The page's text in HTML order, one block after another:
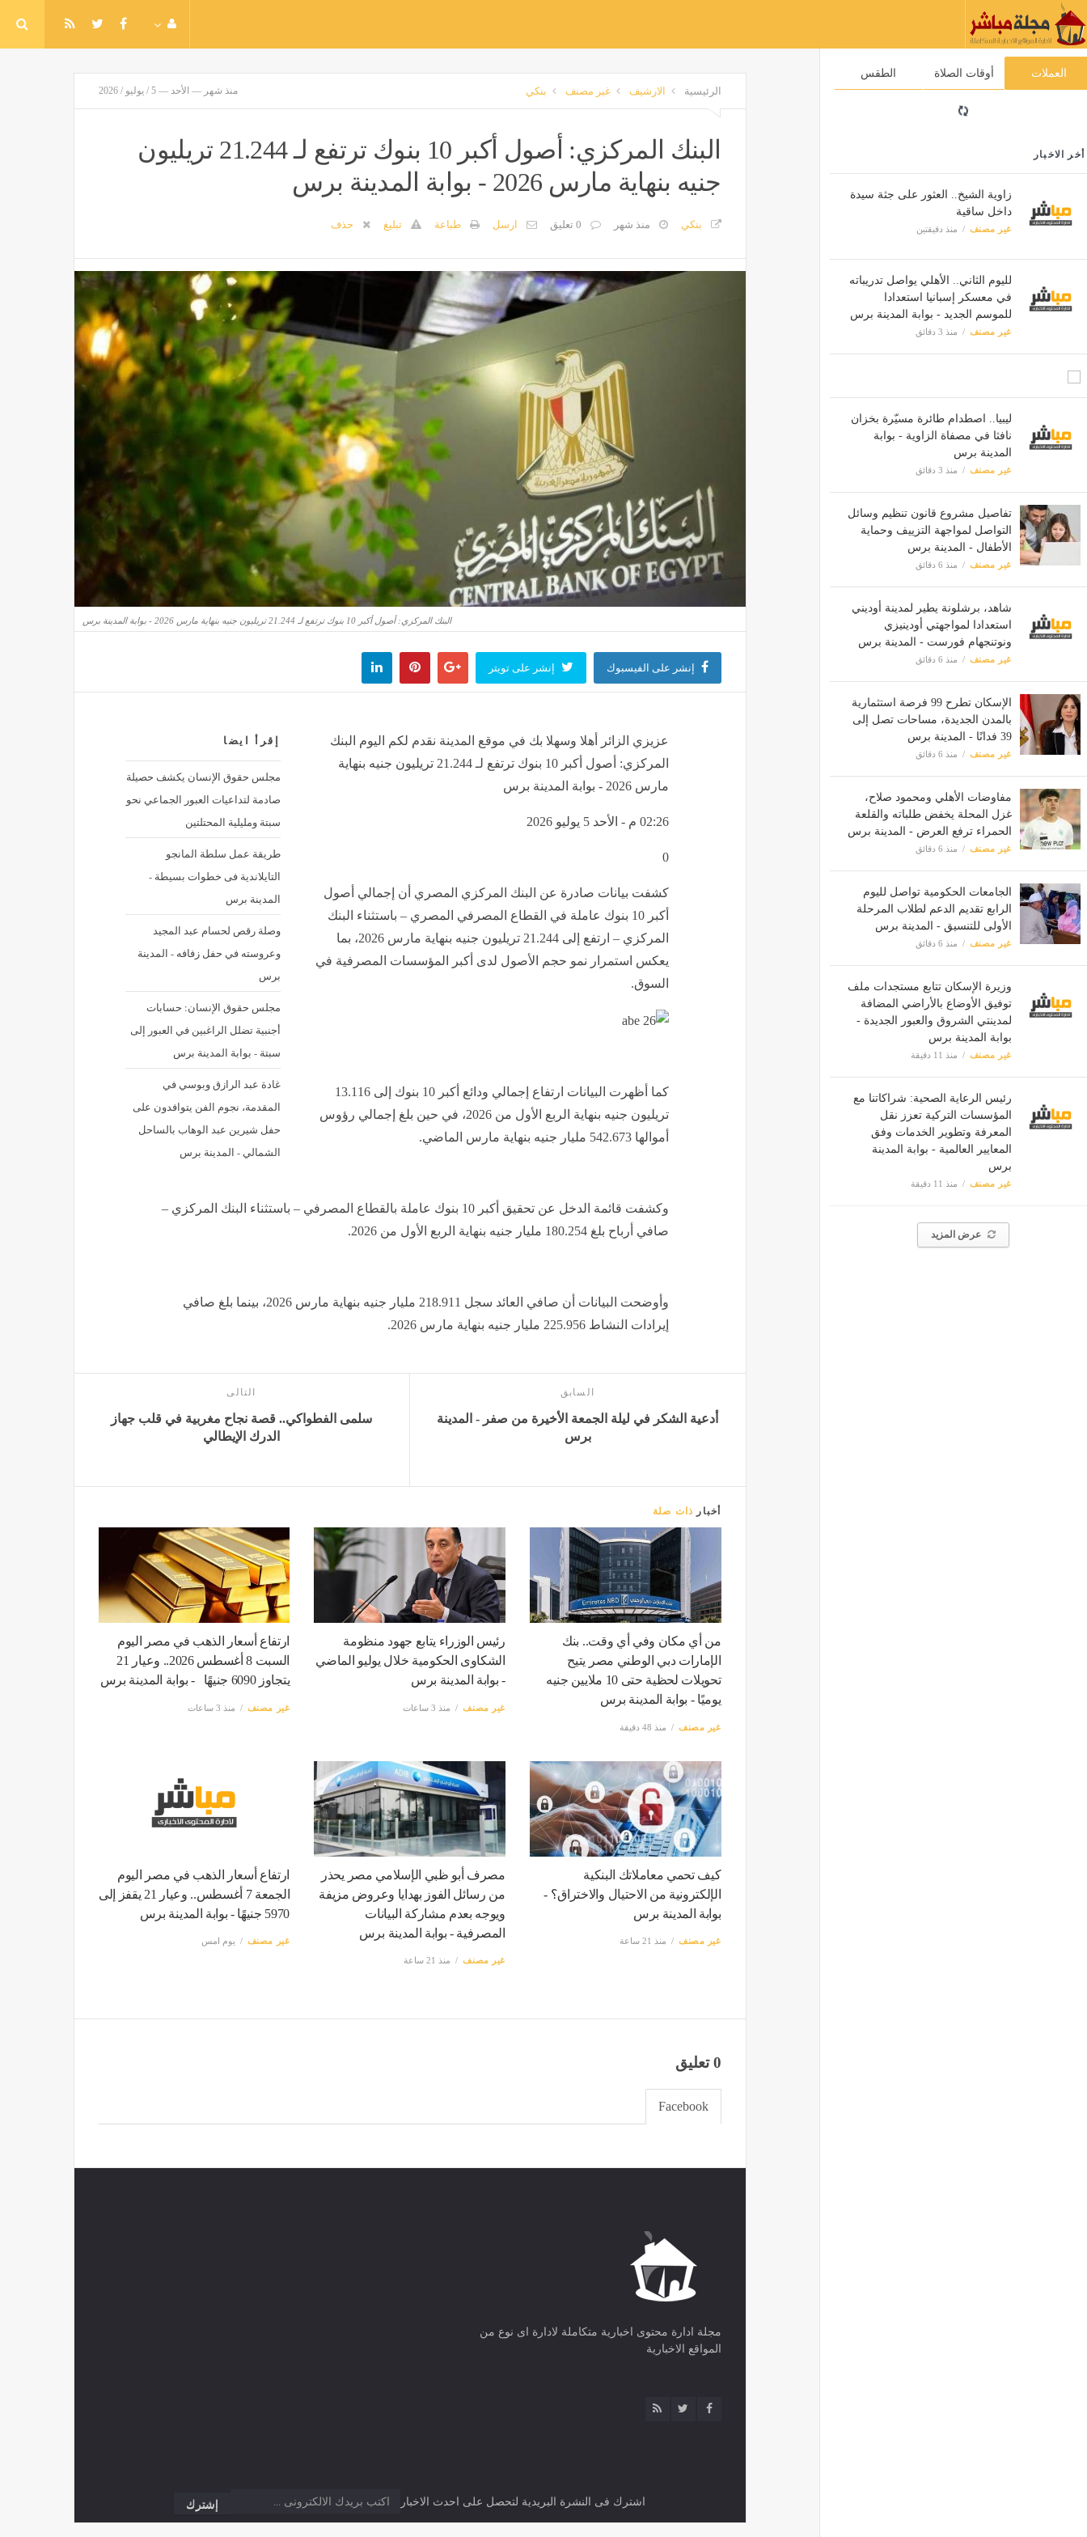
العملات أوقات الصلاة الطقس
أخر الاخبار
زاوية الشيخ.. العثور على جثة سيدة
داخل ساقية
غير مصنف منذ دقيقتين
لليوم الثاني.. الأهلي يواصل تدريباته
في معسكر إسبانيا استعدادا
للموسم الجديد - بوابة المدينة برس
غير مصنف منذ 3 دقائق
ليبيا.. اصطدام طائرة مسيّرة بخزان
نافثا في مصفاة الزاوية - بوابة
المدينة برس
غير مصنف منذ 3 دقائق
تفاصيل مشروع قانون تنظيم وسائل
التواصل لمواجهة التزييف وحماية
الأطفال - المدينة برس
غير مصنف منذ 6 دقائق
شاهد، برشلونة يطير لمدينة أوديني
استعدادا لمواجهتي أودينيزي
ونوتنجهام فورست - المدينة برس
غير مصنف منذ 6 دقائق
الإسكان تطرح 99 فرصة استثمارية
بالمدن الجديدة، مساحات تصل إلى
39 فدانًا - المدينة برس
غير مصنف منذ 6 دقائق
مفاوضات الأهلي ومحمود صلاح،
غزل المحلة يخفض طلباته والقلعة
الحمراء ترفع العرض - المدينة برس
غير مصنف منذ 6 دقائق
الجامعات الحكومية تواصل لليوم
الرابع تقديم الدعم لطلاب المرحلة
الأولى للتنسيق - المدينة برس
غير مصنف منذ 6 دقائق
وزيرة الإسكان تتابع مستجدات ملف
توفيق الأوضاع بالأراضي المضافة
لمدينتي الشروق والعبور الجديدة -
بوابة المدينة برس
غير مصنف منذ 11 دقيقة
رئيس الرعاية الصحية: شراكاتنا مع
المؤسسات التركية تعزز نقل
المعرفة وتطوير الخدمات وفق
المعايير العالمية - بوابة المدينة
برس
غير مصنف منذ 11 دقيقة
عرض المزيد
الرئيسية الارشيف غير مصنف بنكي منذ شهر — الأحد — 5 / يوليو / 2026
البنك المركزي: أصول أكبر 10 بنوك ترتفع لـ 21.244 تريليون
جنيه بنهاية مارس 2026 - بوابة المدينة برس
بنكي منذ شهر 0 تعليق ارسل طباعة تبليغ حذف
البنك المركزي: أصول أكبر 10 بنوك ترتفع لـ 21.244 تريليون جنيه بنهاية مارس 2026 - بوابة المدينة برس
إنشر على الفيسبوك إنشر على تويتر
إقرأ ايضا
مجلس حقوق الإنسان يكشف حصيلة
صادمة لتداعيات العبور الجماعي نحو
سبتة ومليلية المحتلتين
طريقة عمل سلطة المانجو
التايلاندية فى خطوات بسيطة -
المدينة برس
وصلة رقص لحسام عبد المجيد
وعروسته في حفل زفافه - المدينة
برس
مجلس حقوق الإنسان: حسابات
أجنبية تضلل الراغبين في العبور إلى
سبتة - بوابة المدينة برس
غادة عبد الرازق وبوسي في
المقدمة، نجوم الفن يتوافدون على
حفل شيرين عبد الوهاب بالساحل
الشمالي - المدينة برس
عزيزي الزائر أهلا وسهلا بك في موقع المدينة نقدم لكم اليوم البنك
المركزي: أصول أكبر 10 بنوك ترتفع لـ 21.244 تريليون جنيه بنهاية
مارس 2026 - بوابة المدينة برس
02:26 م - الأحد 5 يوليو 2026
0
كشفت بيانات صادرة عن البنك المركزي المصري أن إجمالي أصول
أكبر 10 بنوك عاملة في القطاع المصرفي المصري – باستثناء البنك
المركزي – ارتفع إلى 21.244 تريليون جنيه بنهاية مارس 2026، بما
يعكس استمرار نمو حجم الأصول لدى أكبر المؤسسات المصرفية في
السوق.
كما أظهرت البيانات ارتفاع إجمالي ودائع أكبر 10 بنوك إلى 13.116
تريليون جنيه بنهاية الربع الأول من 2026، في حين بلغ إجمالي رؤوس
أموالها 542.673 مليار جنيه بنهاية مارس الماضي.
وكشفت قائمة الدخل عن تحقيق أكبر 10 بنوك عاملة بالقطاع المصرفي – باستثناء البنك المركزي –
صافي أرباح بلغ 180.254 مليار جنيه بنهاية الربع الأول من 2026.
وأوضحت البيانات أن صافي العائد سجل 218.911 مليار جنيه بنهاية مارس 2026، بينما بلغ صافي
إيرادات النشاط 225.956 مليار جنيه بنهاية مارس 2026.
السابق
أدعية الشكر في ليلة الجمعة الأخيرة من صفر - المدينة
برس
التالى
سلمى الفطواكي.. قصة نجاح مغربية في قلب جهاز
الدرك الإيطالي
أخبار ذات صلة
من أي مكان وفي أي وقت.. بنك
الإمارات دبي الوطني مصر يتيح
تحويلات لحظية حتى 10 ملايين جنيه
يوميًا - بوابة المدينة برس
غير مصنف منذ 48 دقيقة
رئيس الوزراء يتابع جهود منظومة
الشكاوى الحكومية خلال يوليو الماضي
- بوابة المدينة برس
غير مصنف منذ 3 ساعات
ارتفاع أسعار الذهب في مصر اليوم
السبت 8 أغسطس 2026.. وعيار 21
يتجاوز 6090 جنيهًا - بوابة المدينة برس
غير مصنف منذ 3 ساعات
كيف تحمي معاملاتك البنكية
الإلكترونية من الاحتيال والاختراق؟ -
بوابة المدينة برس
غير مصنف منذ 21 ساعة
مصرف أبو ظبي الإسلامي مصر يحذر
من رسائل الفوز بهدايا وعروض مزيفة
ويوجه بعدم مشاركة البيانات
المصرفية - بوابة المدينة برس
غير مصنف منذ 21 ساعة
ارتفاع أسعار الذهب في مصر اليوم
الجمعة 7 أغسطس.. وعيار 21 يقفز إلى
5970 جنيهًا - بوابة المدينة برس
غير مصنف يوم امس
0 تعليق
Facebook
مجلة ادارة محتوى اخبارية متكاملة لادارة اى نوع من
المواقع الاخبارية
اشترك فى النشرة البريدية لتحصل على احدث الاخبار